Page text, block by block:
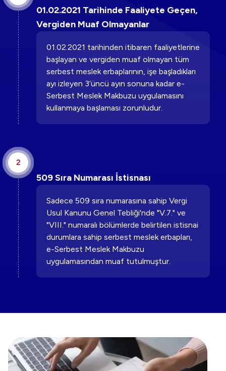
01.02.2021 Tarihinde Faaliyete Geçen,
Vergiden Muaf Olmayanlar
01.02.2021 tarihinden itibaren faaliyetlerine
başlayan ve vergiden muaf olmayan tüm
serbest meslek erbaplarının, işe başladıkları
ayı izleyen 3’üncü ayın sonuna kadar e-
Serbest Meslek Makbuzu uygulamasını
kullanmaya başlaması zorunludur.
2
509 Sıra Numarası İstisnası
Sadece 509 sıra numarasına sahip Vergi
Usul Kanunu Genel Tebliği'nde "V.7." ve
"VIII." numaralı bölümlerde belirtilen istisnai
durumlara sahip serbest meslek erbapları,
e-Serbest Meslek Makbuzu
uygulamasından muaf tutulmuştur.